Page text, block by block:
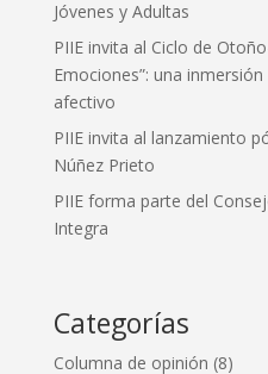
Jóvenes y Adultas
PIIE invita al Ciclo de
Emociones”: una
afectivo
PIIE invita al lanzamiento
Núñez Prieto
PIIE forma parte del
Integra
Categorías
Columna de opinión (8)